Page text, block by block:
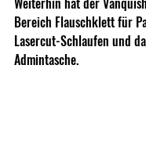
Bereich Flauschklett für
Lasercut-Schlaufen und
Admintasche.